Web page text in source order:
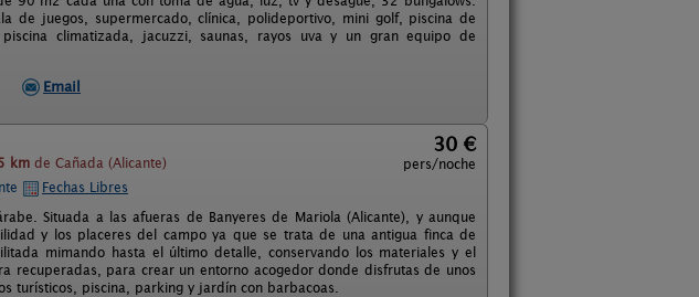
de juegos, supermercado, clínica, polideportivo, mini golf, piscina de
climatizada, jacuzzi, saunas, rayos uva y un gran equipo de
Email
km de Cañada (Alicante)
30 €
pers/noche
Fechas Libres
Situada a las afueras de Banyeres de Mariola (Alicante), y aunque
y los placeres del campo ya que se trata de una antigua finca de
mimando hasta el último detalle, conservando los materiales y el
recuperadas, para crear un entorno acogedor donde disfrutas de unos
turísticos, piscina, parking y jardín con barbacoas.